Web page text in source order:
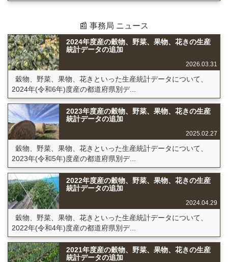
📰 事務局 ニュース
2024年度産の穀物、野菜、果物、花きの生産
統計データの追加
2026.03.31
穀物、野菜、果物、花きといった生産統計データについて、
2024年(令和6年)度産の都道府県別デ...
2023年度産の穀物、野菜、果物、花きの生産
統計データの追加
2025.02.27
穀物、野菜、果物、花きといった生産統計データについて、
2023年(令和5年)度産の都道府県別デ...
2022年度産の穀物、野菜、果物、花きの生産
統計データの追加
2024.04.29
穀物、野菜、果物、花きといった生産統計データについて、
2022年(令和4年)度産の都道府県別デ...
2021年度産の穀物、野菜、果物、花きの生産
統計データの追加